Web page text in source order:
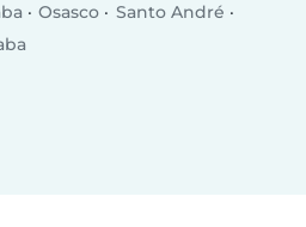
Osasco
Santo André